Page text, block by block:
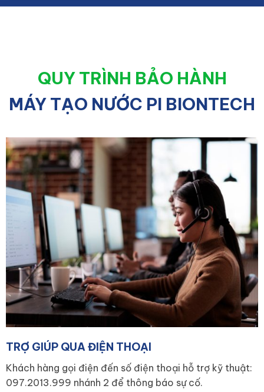
QUY TRÌNH BẢO HÀNH
MÁY TẠO NƯỚC PI BIONTECH
TRỢ GIÚP QUA ĐIỆN THOẠI
Khách hàng gọi điện đến số điện thoại hỗ trợ kỹ thuật:
097.2013.999 nhánh 2 để thông báo sự cố.